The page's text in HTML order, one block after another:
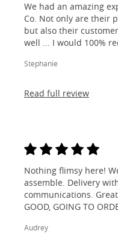
We had an amazing
Co. Not only are their
but also their
well ... I would 100%
Stephanie
Read full review
Nothing flimsy here!
assemble. Delivery
communications.
GOOD, GOING TO
Audrey